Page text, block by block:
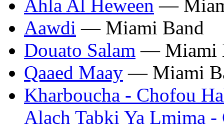
Ahla Al Heween —
Aawdi — Miami Band
Douato Salam — Miami
Qaaed Maay — Miami
Kharboucha - Chofou
Alach Tabki Ya Lmima